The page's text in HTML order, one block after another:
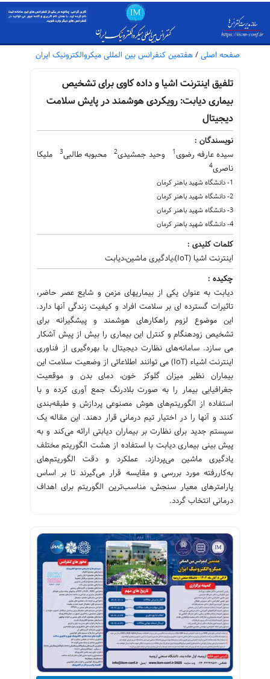
صفحه اصلی / هفتمین کنفرانس بین المللی میکروالکترونیک ایران
تلفیق اینترنت اشیا و داده کاوی برای تشخیص
بیماری دیابت: رویکردی هوشمند در پایش سلامت
دیجیتال
نویسندگان :
سیده عارفه رضوی1 وحید جمشیدی2 محبوبه طالبی3
ملیکا
ناصری4
1- دانشگاه شهید باهنر کرمان
2- دانشگاه شهید باهنر کرمان
3- دانشگاه شهید باهنر کرمان
4- دانشگاه شهید باهنر کرمان
کلمات کلیدی :
اینترنت اشیا (IoT)،یادگیری ماشین،دیابت
چکیده :
دیابت به عنوان یکی از بیماریهای مزمن و شایع عصر حاضر،
تاثیرات گسترده ای بر سلامت افراد و کیفیت زندگی آنها دارد.
این موضوع لزوم راهکارهای هوشمند و پیشگیرانه برای
تشخیص زودهنگام و کنترل این بیماری را بیش از پیش آشکار
می سازد. سامانه‌های نظارت دیجیتال با بهره‌گیری از فناوری
اینترنت اشیاء (IoT) می توانند اطلاعاتی از وضعیت سلامت این
بیماران نظیر میزان گلوکز خون، دمای بدن و موقعیت
جغرافیایی بیمار را به صورت بلادرنگ جمع آوری کرده و با
استفاده از الگوریتم‌های هوش مصنوعی پردازش و طبقه‌بندی
کنند و آنها را در اختیار تیم درمانی قرار ‌دهند. این مقاله یک
سیستم جدید برای نظارت بر بیماران دیابتی ارائه می‌کند و به
پیش بینی بیماری دیابت با استفاده از هشت الگوریتم مختلف
یادگیری ماشین می‌پردازد. عملکرد و دقت الگوریتم‌های
به‌کاررفته مورد بررسی و مقایسه قرار می‌گیرند تا بر اساس
پارامترهای معیار سنجش، مناسب‌ترین الگوریتم برای اهداف
درمانی انتخاب گردد.